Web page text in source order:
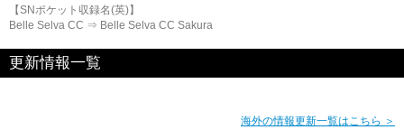
【SNポケット収録名(英)】
Belle Selva CC ⇒ Belle Selva CC Sakura
更新情報一覧
海外の情報更新一覧はこちら ＞